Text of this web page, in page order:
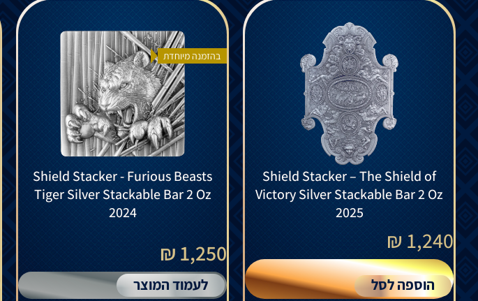
Shield Stacker – The Shield of
Victory Silver Stackable Bar 2 Oz
2025
1,240
₪
הוספה לסל
בהזמנה מיוחדת
Shield Stacker - Furious Beasts
Tiger Silver Stackable Bar 2 Oz
2024
1,250 ₪
לעמוד המוצר